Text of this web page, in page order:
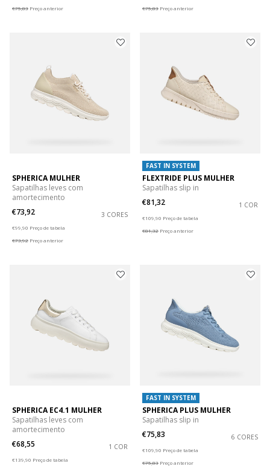
€75,83 Preço anterior
€75,83 Preço anterior
SPHERICA MULHER
Sapatilhas leves com
amortecimento
€73,92
3 CORES
€99,90 Preço de tabela
€73,92 Preço anterior
FAST IN SYSTEM
FLEXTRIDE PLUS MULHER
Sapatilhas slip in
€81,32
1 COR
€109,90 Preço de tabela
€81,32 Preço anterior
SPHERICA EC4.1 MULHER
Sapatilhas leves com
amortecimento
€68,55
1 COR
€139,90 Preço de tabela
FAST IN SYSTEM
SPHERICA PLUS MULHER
Sapatilhas slip in
€75,83
6 CORES
€109,90 Preço de tabela
€75,83 Preço anterior